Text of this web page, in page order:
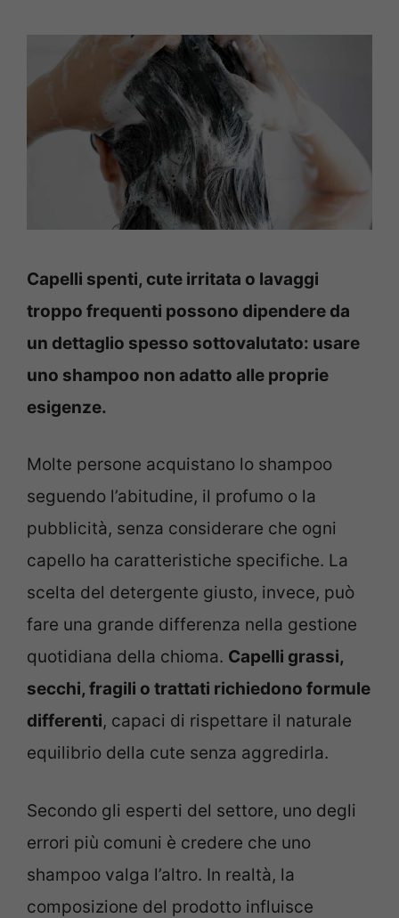
Capelli spenti, cute irritata o lavaggi
troppo frequenti possono dipendere da
un dettaglio spesso sottovalutato: usare
uno shampoo non adatto alle proprie
esigenze.
Molte persone acquistano lo shampoo
seguendo l’abitudine, il profumo o la
pubblicità, senza considerare che ogni
capello ha caratteristiche specifiche. La
scelta del detergente giusto, invece, può
fare una grande differenza nella gestione
quotidiana della chioma. Capelli grassi,
secchi, fragili o trattati richiedono formule
differenti, capaci di rispettare il naturale
equilibrio della cute senza aggredirla.
Secondo gli esperti del settore, uno degli
errori più comuni è credere che uno
shampoo valga l’altro. In realtà, la
composizione del prodotto influisce